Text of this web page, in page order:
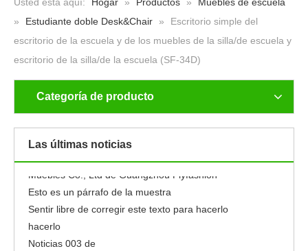
»
Estudiante doble Desk&Chair »
Escritorio simple del
escritorio de la escuela y de los muebles de la silla/de escuela y
escritorio de la silla/de la escuela (SF-34D)
Categoría de producto
Las últimas noticias
Noticias 001 de
Noticias 005 de
Esto es un párrafo de la muestra
Sentir libre de corregir este texto para hacerlo
hacerlo
Noticias 003 de